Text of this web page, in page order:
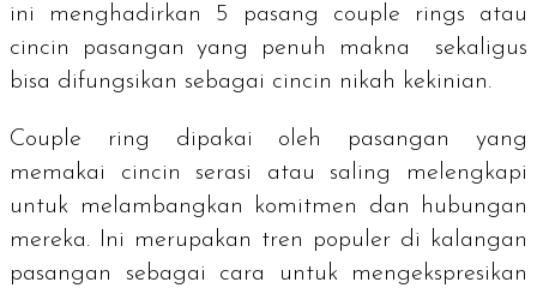
ini menghadirkan 5 pasang couple rings atau
cincin pasangan yang penuh makna sekaligus
bisa difungsikan sebagai cincin nikah kekinian.
Couple ring dipakai oleh pasangan yang
memakai cincin serasi atau saling melengkapi
untuk melambangkan komitmen dan hubungan
mereka. Ini merupakan tren populer di kalangan
pasangan sebagai cara untuk mengekspresikan